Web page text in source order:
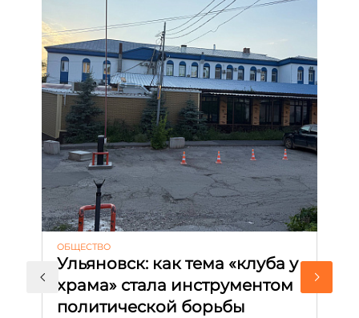
ОБЩЕСТВО
Ульяновск: как тема «клуба у
храма» стала инструментом
политической борьбы